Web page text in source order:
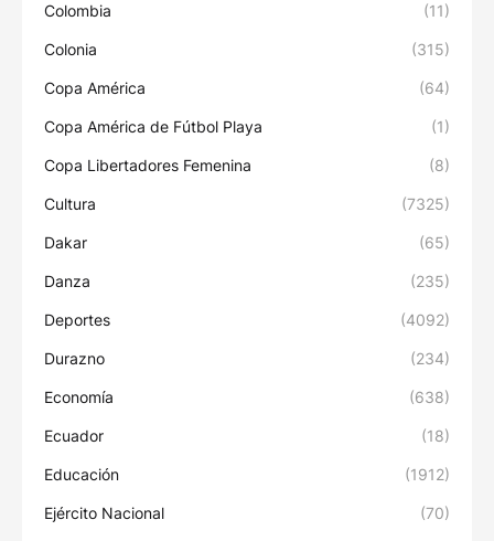
Colombia (11)
Colonia (315)
Copa América (64)
Copa América de Fútbol Playa (1)
Copa Libertadores Femenina (8)
Cultura (7325)
Dakar (65)
Danza (235)
Deportes (4092)
Durazno (234)
Economía (638)
Ecuador (18)
Educación (1912)
Ejército Nacional (70)